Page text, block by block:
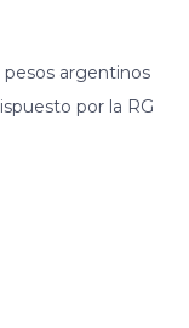
pesos argentinos
por la RG